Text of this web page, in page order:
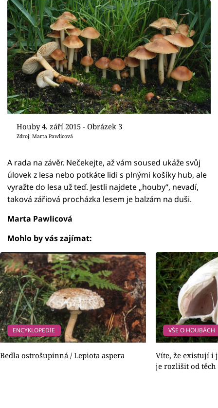
Houby 4. září 2015 - Obrázek 3
Zdroj: Marta Pawlicová
A rada na závěr. Nečekejte, až vám soused ukáže svůj
úlovek z lesa nebo potkáte lidi s plnými košíky hub, ale
vyražte do lesa už teď. Jestli najdete „houby“, nevadí,
taková zářiová procházka lesem je balzám na duši.
Marta Pawlicová
Mohlo by vás zajímat:
ENCYKLOPEDIE
Bedla ostrošupinná / Lepiota aspera
VŠE O HOUBÁCH
Víte, že existují i
je rozlišit od těch